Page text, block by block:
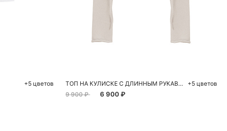
+5 цветов
ТОП НА КУЛИСКЕ С ДЛИННЫМ РУКАВОМ
9 900 ₽
6 900 ₽
+5 цветов